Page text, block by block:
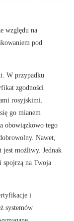
względu na
pod
W przypadku
zgodności
rosyjskimi.
go mianem
obowiązkowo tego
Nawet,
jest możliwy. Jednak
spojrzą na Twoja
i
systemów